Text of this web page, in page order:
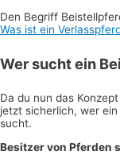
Den Begriff
Was ist ein
Wer sucht ein
Da du nun das
jetzt sicherlich, wer
sucht.
Besitzer von Pferden